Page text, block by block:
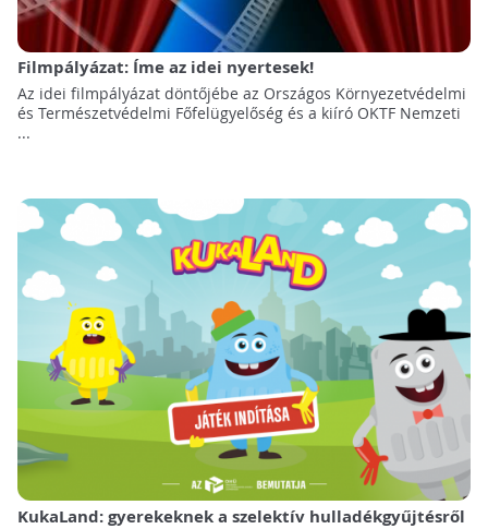
Filmpályázat: Íme az idei nyertesek!
Az idei filmpályázat döntőjébe az Országos Környezetvédelmi
és Természetvédelmi Főfelügyelőség és a kiíró OKTF Nemzeti
...
KukaLand: gyerekeknek a szelektív hulladékgyűjtésről